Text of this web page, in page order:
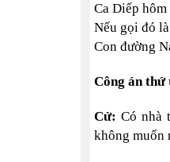
Ca Diếp
Nếu gọi đó
Con đường
Công án thứ
Cử: Có nhà
không muốn